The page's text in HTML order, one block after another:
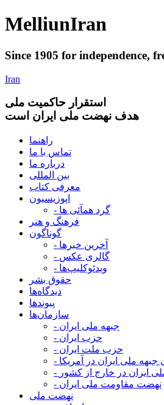
MelliunIran
Since 1905 for independence,
Iran
استقرار حاکميت ملی
هدف نهضت ملی ایران است
راهنما
تماس با ما
درباره ما
بین المللی
معرفی کتاب
اپوزیسیون
- گرد همآئی ها
فرهنگ و هنر
گوناگون
- آخرین خبرها
- گالری عکس
- ویدئوکلیپ‌ها
حقوق بشر
دیدگاه‌ها
پیوندها
سازمان‌ها
- جبهه ملی ایران
- حزب ایران
- حزب ملت ایران
جبهه ملی ایران در آمریکا
ایران در خارج از کشور
- نهضت مقاومت ملی ایران
نهضت ملی